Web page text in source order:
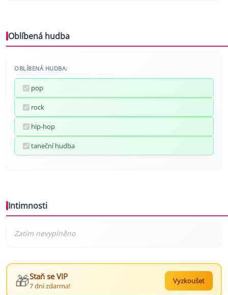
Oblíbená hudba
OBLÍBENÁ HUDBA:
pop
rock
hip-hop
taneční hudba
Intimnosti
🎁Staň se VIP
7 dní zdarma!
Vyzkoušet